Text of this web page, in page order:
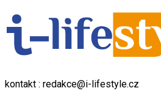
kontakt : redakce@i-lifestyle.cz